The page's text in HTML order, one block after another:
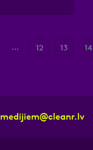
... 12 13 14
medijiem@cleanr.lv